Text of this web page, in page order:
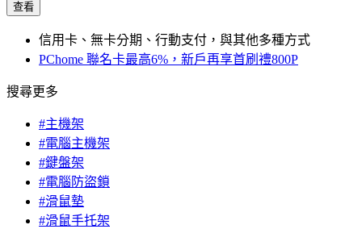
查看
信用卡、無卡分期、行動支付，與其他多種方式
PChome 聯名卡最高6%，新戶再享首刷禮800P
搜尋更多
#主機架
#電腦主機架
#鍵盤架
#電腦防盜鎖
#滑鼠墊
#滑鼠手托架